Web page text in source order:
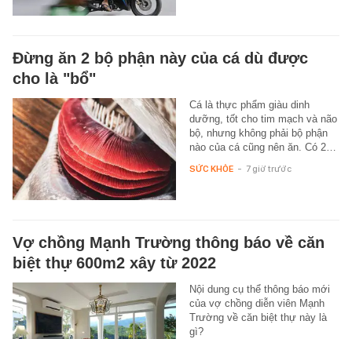
Đừng ăn 2 bộ phận này của cá dù được
cho là "bổ"
Cá là thực phẩm giàu dinh
dưỡng, tốt cho tim mạch và não
bộ, nhưng không phải bộ phận
nào của cá cũng nên ăn. Có 2…
SỨC KHỎE - 7 giờ trước
Vợ chồng Mạnh Trường thông báo về căn
biệt thự 600m2 xây từ 2022
Nội dung cụ thể thông báo mới
của vợ chồng diễn viên Mạnh
Trường về căn biệt thự này là
gì?